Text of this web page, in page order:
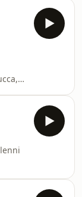
del
di
agli
i